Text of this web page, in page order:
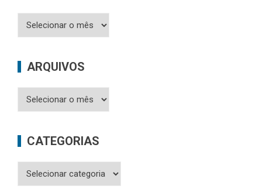
Últimas
ARQUIVOS
Arquivos
CATEGORIAS
Categorias